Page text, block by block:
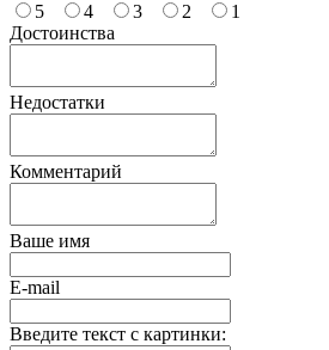
5
4 3 2
1
Достоинства
Недостатки
Комментарий
Ваше имя
E-mail
Введите текст с картинки: